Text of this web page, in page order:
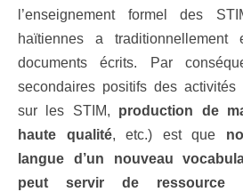
l’enseignement formel des
haïtiennes a
documents écrits. Par
secondaires positifs des activités
sur les STIM, production de
haute qualité, etc.) est que
langue d’un nouveau
peut servir de ressource